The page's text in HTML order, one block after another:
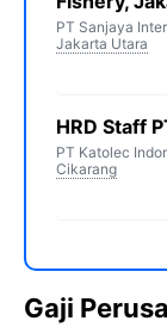
PT Sanjaya
Jakarta Utara
HRD Staff
PT Katolec
Cikarang
Gaji